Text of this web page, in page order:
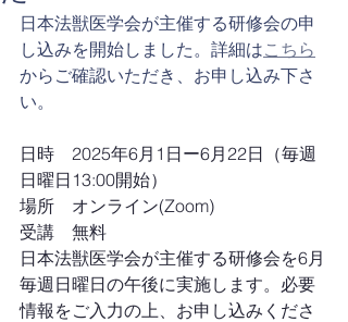
日本法獣医学会が主催する研修会の申
し込みを開始しました。詳細はこちら
からご確認いただき、お申し込み下さ
い。
日時　2025年6月1日ー6月22日（毎週
日曜日13:00開始） ​
場所　オンライン(Zoom) ​
受講　無料
日本法獣医学会が主催する研修会を6月
毎週日曜日の午後に実施します。必要
情報をご入力の上、お申し込みくださ